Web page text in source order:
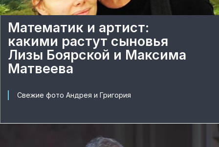
Математик и артист:
какими растут сыновья
Лизы Боярской и Максима
Матвеева
Свежие фото Андрея и Григория